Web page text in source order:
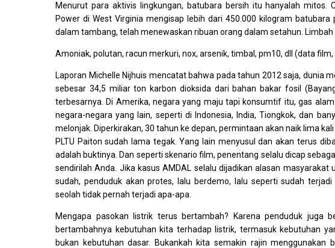
Menurut para aktivis lingkungan, batubara bersih itu hanyalah mitos.
Power di West Virginia mengisap lebih dari 450.000 kilogram
dalam tambang, telah menewaskan ribuan orang dalam setahun. Limbah
Amoniak, polutan, racun merkuri, nox, arsenik, timbal, pm10, dll (data
Laporan Michelle Nijhuis mencatat bahwa pada tahun 2012 saja, dunia
sebesar 34,5 miliar ton karbon dioksida dari bahan bakar fosil
terbesarnya. Di Amerika, negara yang maju tapi konsumtif itu, gas
negara-negara yang lain, seperti di Indonesia, India, Tiongkok, dan
melonjak. Diperkirakan, 30 tahun ke depan, permintaan akan naik lima kali
PLTU Paiton sudah lama tegak. Yang lain menyusul dan akan terus
adalah buktinya. Dan seperti skenario film, penentang selalu dicap
sendirilah Anda. Jika kasus AMDAL selalu dijadikan alasan
sudah, penduduk akan protes, lalu berdemo, lalu seperti sudah
seolah tidak pernah terjadi apa-apa.
Mengapa pasokan listrik terus bertambah? Karena penduduk juga
bertambahnya kebutuhan kita terhadap listrik, termasuk kebutuhan
bukan kebutuhan dasar. Bukankah kita semakin rajin menggunakan